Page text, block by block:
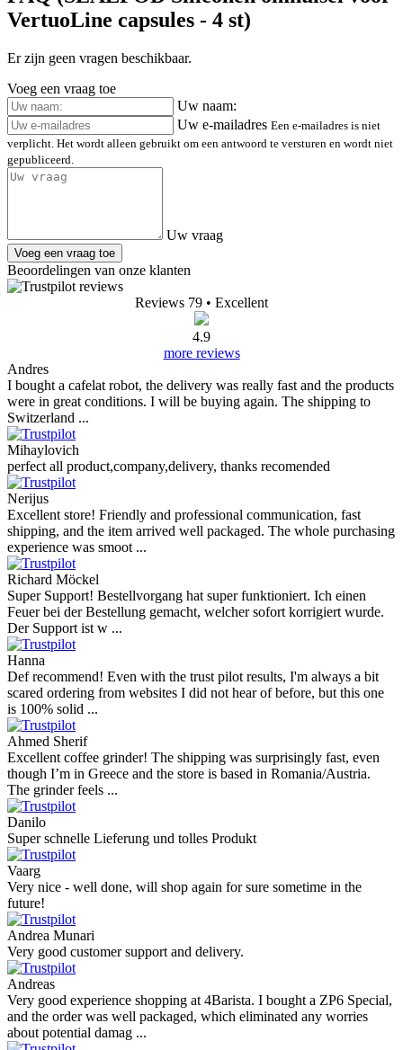
VertuoLine capsules - 4 st)
Er zijn geen vragen beschikbaar.
Voeg een vraag toe
Uw naam:
Uw e-mailadres Een e-mailadres is niet
verplicht. Het wordt alleen gebruikt om een antwoord te versturen en wordt niet
gepubliceerd.
Uw vraag
Voeg een vraag toe
Beoordelingen van onze klanten
Reviews 79 • Excellent
4.9
more reviews
Andres
I bought a cafelat robot, the delivery was really fast and the products
were in great conditions. I will be buying again. The shipping to
Switzerland ...
Mihaylovich
perfect all product,company,delivery, thanks recomended
Nerijus
Excellent store! Friendly and professional communication, fast
shipping, and the item arrived well packaged. The whole purchasing
experience was smoot ...
Richard Möckel
Super Support! Bestellvorgang hat super funktioniert. Ich einen
Feuer bei der Bestellung gemacht, welcher sofort korrigiert wurde.
Der Support ist w ...
Hanna
Def recommend! Even with the trust pilot results, I'm always a bit
scared ordering from websites I did not hear of before, but this one
is 100% solid ...
Ahmed Sherif
Excellent coffee grinder! The shipping was surprisingly fast, even
though I’m in Greece and the store is based in Romania/Austria.
The grinder feels ...
Danilo
Super schnelle Lieferung und tolles Produkt
Vaarg
Very nice - well done, will shop again for sure sometime in the
future!
Andrea Munari
Very good customer support and delivery.
Andreas
Very good experience shopping at 4Barista. I bought a ZP6 Special,
and the order was well packaged, which eliminated any worries
about potential damag ...